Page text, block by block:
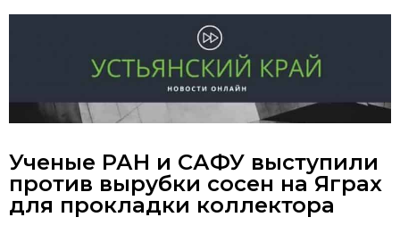
Ученые РАН и САФУ выступили
против вырубки сосен на Яграх
для прокладки коллектора